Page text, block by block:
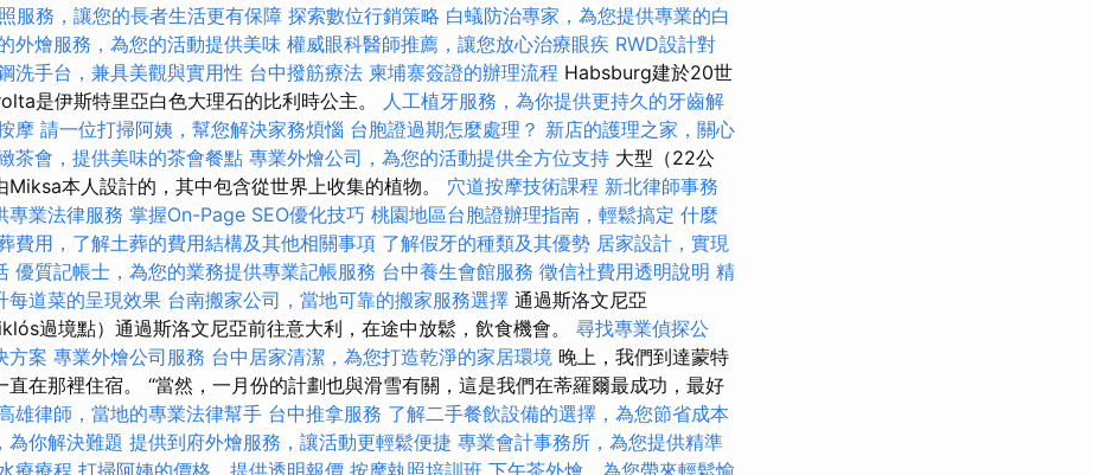
服務，讓您的長者生活更有保障 探索數位行銷策略 白蟻防治專家，為您提供專業的白
外燴服務，為您的活動提供美味 權威眼科醫師推薦，讓您放心治療眼疾 RWD設計對
洗手台，兼具美觀與實用性 台中撥筋療法 柬埔寨簽證的辦理流程 Habsburg建於20世
是伊斯特里亞白色大理石的比利時公主。
人工植牙服務，為你提供更持久的牙齒解
摩 請一位打掃阿姨，幫您解決家務煩惱 台胞證過期怎麼處理？ 新店的護理之家，關心
茶會，提供美味的茶會餐點 專業外燴公司，為您的活動提供全方位支持 大型（22公
Miksa本人設計的，其中包含從世界上收集的植物。 穴道按摩技術課程 新北律師事務
專業法律服務 掌握On-Page SEO優化技巧 桃園地區台胞證辦理指南，輕鬆搞定 什麼
費用，了解土葬的費用結構及其他相關事項 了解假牙的種類及其優勢 居家設計，實現
優質記帳士，為您的業務提供專業記帳服務 台中養生會館服務 徵信社費用透明說明 精
每道菜的呈現效果 台南搬家公司，當地可靠的搬家服務選擇 通過斯洛文尼亞
過境點）通過斯洛文尼亞前往意大利，在途中放鬆，飲食機會。 尋找專業偵探公
方案 專業外燴公司服務 台中居家清潔，為您打造乾淨的家居環境 晚上，我們到達蒙特
直在那裡住宿。 “當然，一月份的計劃也與滑雪有關，這是我們在蒂羅爾最成功，最好
雄律師，當地的專業法律幫手 台中推拿服務 了解二手餐飲設備的選擇，為您節省成本
為你解決難題 提供到府外燴服務，讓活動更輕鬆便捷 專業會計事務所，為您提供精準
療療程 打掃阿姨的價格，提供透明報價 按摩執照培訓班 下午茶外燴，為您帶來輕鬆愉